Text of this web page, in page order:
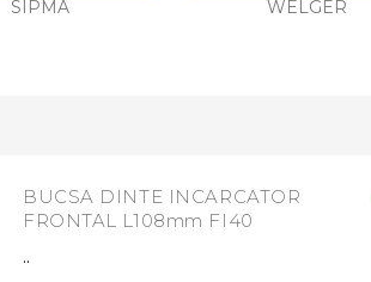
SIPMA WELGER
BUCSA DINTE INCARCATOR
FRONTAL L108mm FI40
..